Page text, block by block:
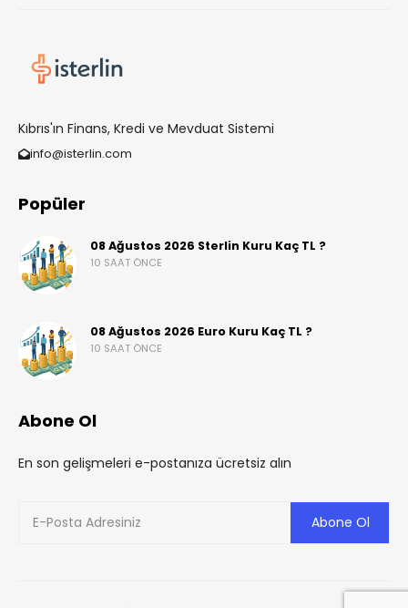
Kıbrıs'ın Finans, Kredi ve Mevduat Sistemi
info@isterlin.com
Popüler
08 Ağustos 2026 Sterlin Kuru Kaç TL ?
10 SAAT ÖNCE
08 Ağustos 2026 Euro Kuru Kaç TL ?
10 SAAT ÖNCE
Abone Ol
En son gelişmeleri e-postanıza ücretsiz alın